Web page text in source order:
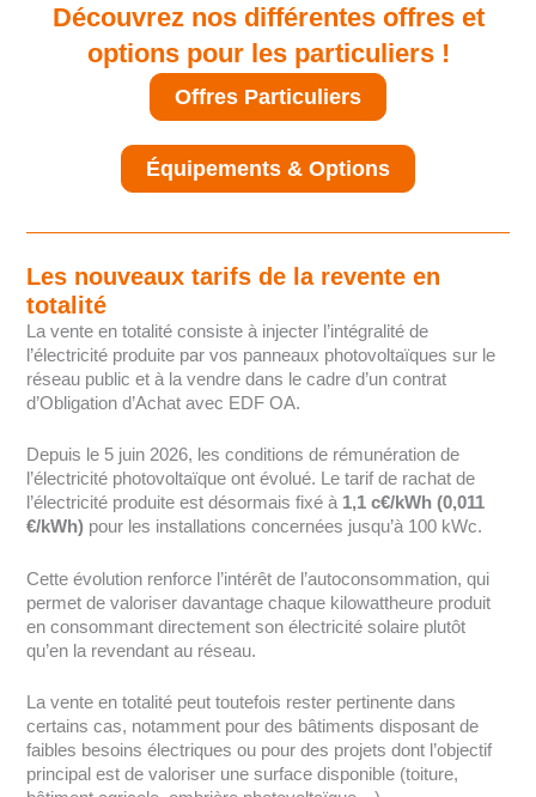
Découvrez nos différentes offres et
options pour les particuliers !
Offres Particuliers
Équipements & Options
Les nouveaux tarifs de la revente en
totalité
La vente en totalité consiste à injecter l’intégralité de
l’électricité produite par vos panneaux photovoltaïques sur le
réseau public et à la vendre dans le cadre d’un contrat
d’Obligation d’Achat avec EDF OA.
Depuis le 5 juin 2026, les conditions de rémunération de
l’électricité photovoltaïque ont évolué. Le tarif de rachat de
l’électricité produite est désormais fixé à 1,1 c€/kWh (0,011
€/kWh) pour les installations concernées jusqu’à 100 kWc.
Cette évolution renforce l’intérêt de l’autoconsommation, qui
permet de valoriser davantage chaque kilowattheure produit
en consommant directement son électricité solaire plutôt
qu’en la revendant au réseau.
La vente en totalité peut toutefois rester pertinente dans
certains cas, notamment pour des bâtiments disposant de
faibles besoins électriques ou pour des projets dont l’objectif
principal est de valoriser une surface disponible (toiture,